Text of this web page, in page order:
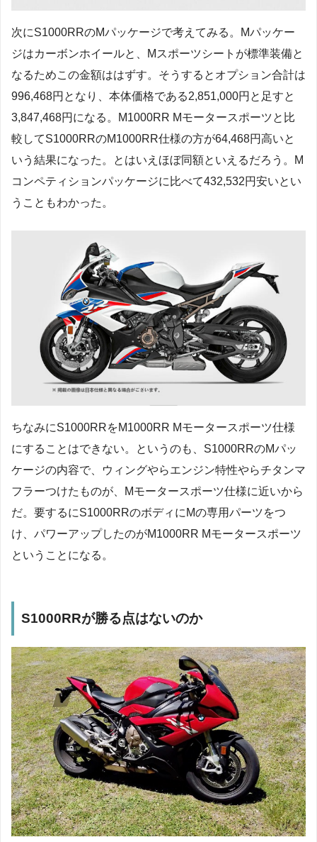
次にS1000RRのMパッケージで考えてみる。Mパッケー
ジはカーボンホイールと、Mスポーツシートが標準装備と
なるためこの金額ははずす。そうするとオプション合計は
996,468円となり、本体価格である2,851,000円と足すと
3,847,468円になる。M1000RR Mモータースポーツと比
較してS1000RRのM1000RR仕様の方が64,468円高いと
いう結果になった。とはいえほぼ同額といえるだろう。M
コンペティションパッケージに比べて432,532円安いとい
うこともわかった。
ちなみにS1000RRをM1000RR Mモータースポーツ仕様
にすることはできない。というのも、S1000RRのMパッ
ケージの内容で、ウィングやらエンジン特性やらチタンマ
フラーつけたものが、Mモータースポーツ仕様に近いから
だ。要するにS1000RRのボディにMの専用パーツをつ
け、パワーアップしたのがM1000RR Mモータースポーツ
ということになる。
S1000RRが勝る点はないのか